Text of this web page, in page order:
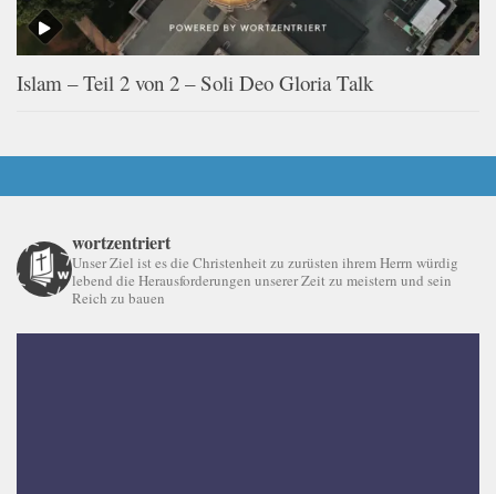
Islam – Teil 2 von 2 – Soli Deo Gloria Talk
wortzentriert
Unser Ziel ist es die Christenheit zu zurüsten ihrem Herrn würdig
lebend die Herausforderungen unserer Zeit zu meistern und sein
Reich zu bauen